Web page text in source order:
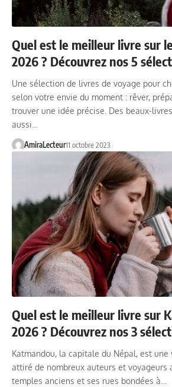
Quel est le meilleur livre sur
2026 ? Découvrez nos 5
Une sélection de livres de voyage pour
selon votre envie du moment : rêver,
trouver une idée précise. Des beaux-
aussi…
AmiraLecteur11 octobre 2023
Quel est le meilleur livre sur
2026 ? Découvrez nos 3
Katmandou, la capitale du Népal, est
attiré de nombreux auteurs et voyageurs
temples anciens et ses rues bondées à…